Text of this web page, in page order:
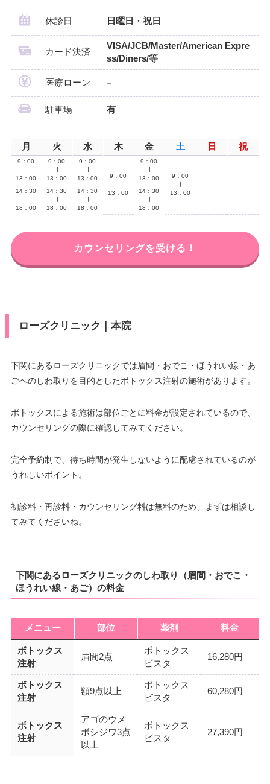
休診日 日曜日・祝日
カード決済
VISA/JCB/Master/American Expre
ss/Diners/等
医療ローン –
駐車場 有
月 火 水 木 金 土 日 祝
9：00
13：00
9：00
13：00
9：00
13：00
9：00
13：00
9：00
13：00
9：00
13：00
–
–
14：30
18：00
14：30
18：00
14：30
18：00
14：30
18：00
カウンセリングを受ける！
ローズクリニック｜本院
下関にあるローズクリニックでは眉間・おでこ・ほうれい線・あ
ごへのしわ取りを目的としたボトックス注射の施術があります。
ボトックスによる施術は部位ごとに料金が設定されているので、
カウンセリングの際に確認してみてください。
完全予約制で、待ち時間が発生しないように配慮されているのが
うれしいポイント。
初診料・再診料・カウンセリング料は無料のため、まずは相談し
てみてくださいね。
下関にあるローズクリニックのしわ取り（眉間・おでこ・
ほうれい線・あご）の料金
メニュー 部位 薬剤 料金
ボトックス
注射
眉間2点
ボトックス
ビスタ
16,280円
ボトックス
注射
額9点以上
ボトックス
ビスタ
60,280円
ボトックス
注射
アゴのウメ
ボシジワ3点
以上
ボトックス
ビスタ
27,390円